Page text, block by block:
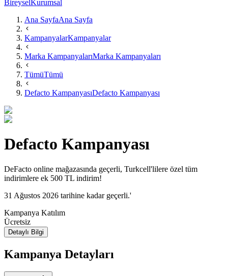
BireyselKurumsal
Ana SayfaAna Sayfa
KampanyalarKampanyalar
Marka KampanyalarıMarka Kampanyaları
TümüTümü
Defacto KampanyasıDefacto Kampanyası
Defacto Kampanyası
DeFacto online mağazasında geçerli, Turkcell'lilere özel tüm
indirimlere ek 500 TL indirim!
31 Ağustos 2026 tarihine kadar geçerli.'
Kampanya Katılım
Ücretsiz
Detaylı Bilgi
Kampanya Detayları